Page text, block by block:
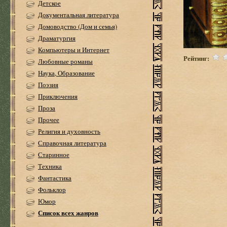
Детское
Документальная литература
Домоводство (Дом и семья)
Драматургия
Компьютеры и Интернет
Любовные романы
Наука, Образование
Поэзия
Приключения
Проза
Прочее
Религия и духовность
Справочная литература
Старинное
Техника
Фантастика
Фольклор
Юмор
Список всех жанров
Рейтинг: